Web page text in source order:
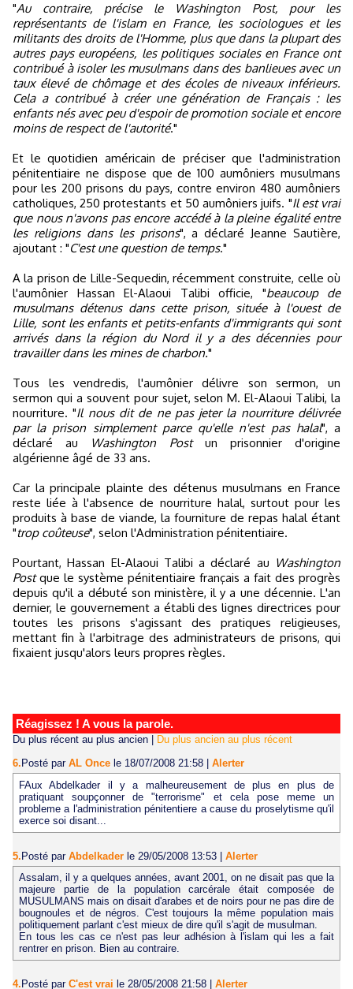
"Au contraire, précise le Washington Post, pour les
représentants de l'islam en France, les sociologues et les
militants des droits de l'Homme, plus que dans la plupart des
autres pays européens, les politiques sociales en France ont
contribué à isoler les musulmans dans des banlieues avec un
taux élevé de chômage et des écoles de niveaux inférieurs.
Cela a contribué à créer une génération de Français : les
enfants nés avec peu d'espoir de promotion sociale et encore
moins de respect de l'autorité."
Et le quotidien américain de préciser que l'administration
pénitentiaire ne dispose que de 100 aumôniers musulmans
pour les 200 prisons du pays, contre environ 480 aumôniers
catholiques, 250 protestants et 50 aumôniers juifs. "Il est vrai
que nous n'avons pas encore accédé à la pleine égalité entre
les religions dans les prisons", a déclaré Jeanne Sautière,
ajoutant : "C'est une question de temps."
A la prison de Lille-Sequedin, récemment construite, celle où
l'aumônier Hassan El-Alaoui Talibi officie, "beaucoup de
musulmans détenus dans cette prison, située à l'ouest de
Lille, sont les enfants et petits-enfants d'immigrants qui sont
arrivés dans la région du Nord il y a des décennies pour
travailler dans les mines de charbon."
Tous les vendredis, l'aumônier délivre son sermon, un
sermon qui a souvent pour sujet, selon M. El-Alaoui Talibi, la
nourriture. "Il nous dit de ne pas jeter la nourriture délivrée
par la prison simplement parce qu'elle n'est pas halal", a
déclaré au Washington Postun prisonnier d'origine
algérienne âgé de 33 ans.
Car la principale plainte des détenus musulmans en France
reste liée à l'absence de nourriture halal, surtout pour les
produits à base de viande, la fourniture de repas halal étant
"trop coûteuse", selon l'Administration pénitentiaire.
Pourtant, Hassan El-Alaoui Talibi a déclaré au Washington
Postque le système pénitentiaire français a fait des progrès
depuis qu'il a débuté son ministère, il y a une décennie. L'an
dernier, le gouvernement a établi des lignes directrices pour
toutes les prisons s'agissant des pratiques religieuses,
mettant fin à l'arbitrage des administrateurs de prisons, qui
fixaient jusqu'alors leurs propres règles.
Réagissez ! A vous la parole.
Du plus récent au plus ancien
Du plus ancien au plus récent
6. Posté par AL Once le 18/07/2008 21:58
Alerter
FAux Abdelkader il y a malheureusement de plus en plus de
pratiquant soupçonner de "terrorisme" et cela pose meme un
probleme a l'administration pénitentiere a cause du proselytisme qu'il
exerce soi disant...
5.Posté par Abdelkader le 29/05/2008 13:53 | Alerter
Assalam, il y a quelques années, avant 2001, on ne disait pas que la
majeure partie de la population carcérale était composée de
MUSULMANS mais on disait d'arabes et de noirs pour ne pas dire de
bougnoules et de négros. C'est toujours la même population mais
politiquement parlant c'est mieux de dire qu'il s'agit de musulman.
En tous les cas ce n'est pas leur adhésion à l'islam qui les a fait
rentrer en prison. Bien au contraire.
4. Posté par C'est vrai le 28/05/2008 21:58 Alerter